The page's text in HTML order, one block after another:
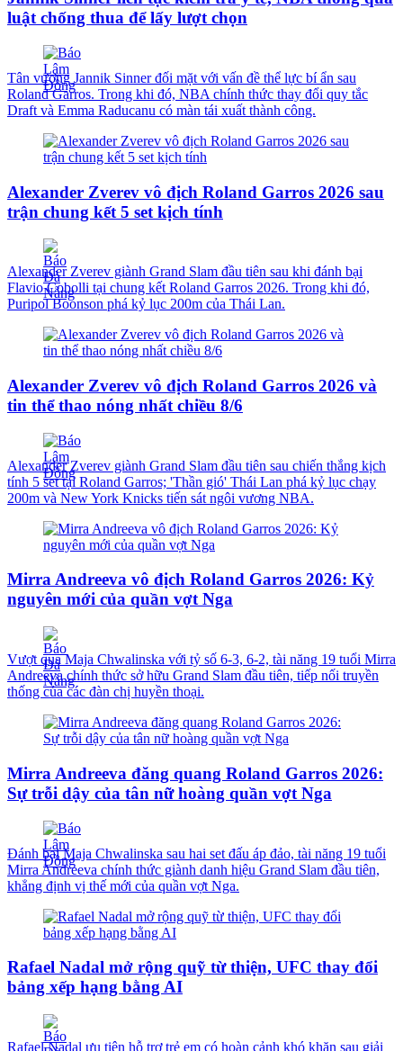
luật chống thua để lấy lượt chọn
Tân vương Jannik Sinner đối mặt với vấn đề thể lực bí ẩn sau
Roland Garros. Trong khi đó, NBA chính thức thay đổi quy tắc
Draft và Emma Raducanu có màn tái xuất thành công.
Alexander Zverev vô địch Roland Garros 2026 sau
trận chung kết 5 set kịch tính
Alexander Zverev giành Grand Slam đầu tiên sau khi đánh bại
Flavio Cobolli tại chung kết Roland Garros 2026. Trong khi đó,
Puripol Boonson phá kỷ lục 200m của Thái Lan.
Alexander Zverev vô địch Roland Garros 2026 và
tin thể thao nóng nhất chiều 8/6
Alexander Zverev giành Grand Slam đầu tiên sau chiến thắng kịch
tính 5 set tại Roland Garros; 'Thần gió' Thái Lan phá kỷ lục chạy
200m và New York Knicks tiến sát ngôi vương NBA.
Mirra Andreeva vô địch Roland Garros 2026: Kỷ
nguyên mới của quần vợt Nga
Vượt qua Maja Chwalinska với tỷ số 6-3, 6-2, tài năng 19 tuổi Mirra
Andreeva chính thức sở hữu Grand Slam đầu tiên, tiếp nối truyền
thống của các đàn chị huyền thoại.
Mirra Andreeva đăng quang Roland Garros 2026:
Sự trỗi dậy của tân nữ hoàng quần vợt Nga
Đánh bại Maja Chwalinska sau hai set đấu áp đảo, tài năng 19 tuổi
Mirra Andreeva chính thức giành danh hiệu Grand Slam đầu tiên,
khẳng định vị thế mới của quần vợt Nga.
Rafael Nadal mở rộng quỹ từ thiện, UFC thay đổi
bảng xếp hạng bằng AI
Rafael Nadal ưu tiên hỗ trợ trẻ em có hoàn cảnh khó khăn sau giải